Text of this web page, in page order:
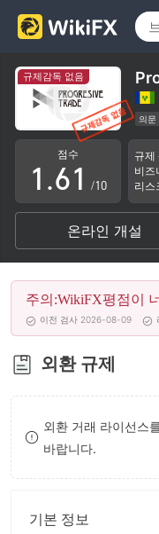
규제감독 없음
의문
잠재
점수
0
1
2
3
4
5
6
7
8
9
.
2
3
4
5
6
7
8
9
0
1
2
3
4
5
6
7
8
9
/10
규제
비즈
리스
온라인 개설
주의:WikiFX평점이
이전 검사 2026-08-09
외환 규제
외환 거래 라이선스
바랍니다.
기본 정보